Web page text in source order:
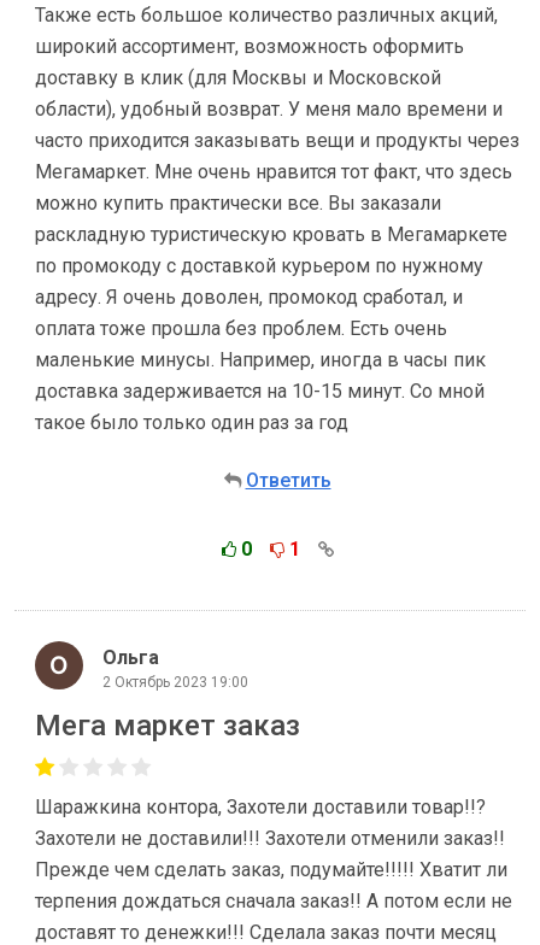
Также есть большое количество различных акций,
широкий ассортимент, возможность оформить
доставку в клик (для Москвы и Московской
области), удобный возврат. У меня мало времени и
часто приходится заказывать вещи и продукты через
Мегамаркет. Мне очень нравится тот факт, что здесь
можно купить практически все. Вы заказали
раскладную туристическую кровать в Мегамаркете
по промокоду с доставкой курьером по нужному
адресу. Я очень доволен, промокод сработал, и
оплата тоже прошла без проблем. Есть очень
маленькие минусы. Например, иногда в часы пик
доставка задерживается на 10-15 минут. Со мной
такое было только один раз за год
Ответить
0 1
Ольга
2 Октябрь 2023 19:00
Мега маркет заказ
Шаражкина контора, Захотели доставили товар!!?
Захотели не доставили!!! Захотели отменили заказ!!
Прежде чем сделать заказ, подумайте!!!!! Хватит ли
терпения дождаться сначала заказ!! А потом если не
доставят то денежки!!! Сделала заказ почти месяц